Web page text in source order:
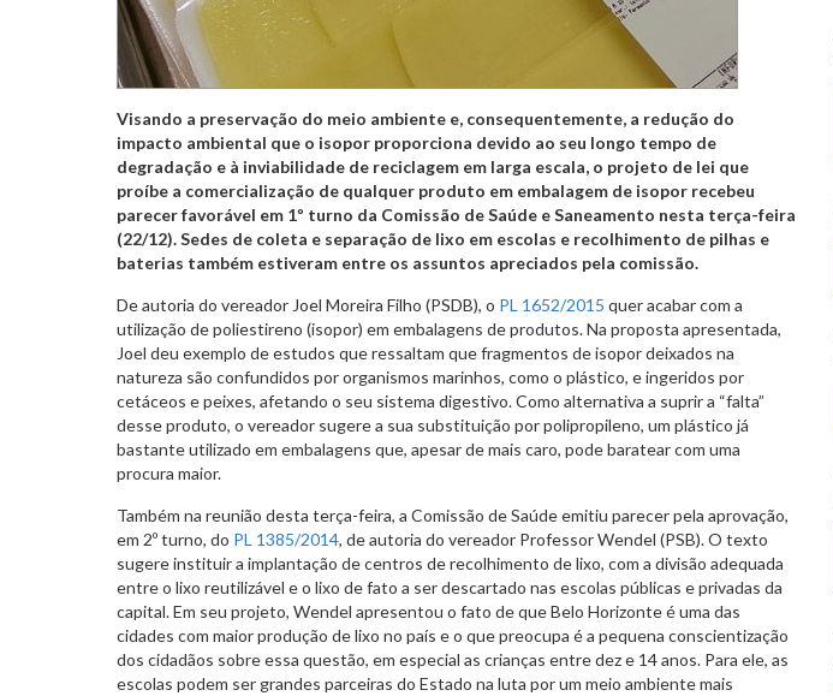
Visando a preservação do meio ambiente e, consequentemente, a redução do
impacto ambiental que o isopor proporciona devido ao seu longo tempo de
degradação e à inviabilidade de reciclagem em larga escala, o projeto de lei que
proíbe a comercialização de qualquer produto em embalagem de isopor recebeu
parecer favorável em 1º turno da Comissão de Saúde e Saneamento nesta terça-feira
(22/12). Sedes de coleta e separação de lixo em escolas e recolhimento de pilhas e
baterias também estiveram entre os assuntos apreciados pela comissão.
De autoria do vereador Joel Moreira Filho (PSDB), o PL 1652/2015 quer acabar com a
utilização de poliestireno (isopor) em embalagens de produtos. Na proposta apresentada,
Joel deu exemplo de estudos que ressaltam que fragmentos de isopor deixados na
natureza são confundidos por organismos marinhos, como o plástico, e ingeridos por
cetáceos e peixes, afetando o seu sistema digestivo. Como alternativa a suprir a “falta”
desse produto, o vereador sugere a sua substituição por polipropileno, um plástico já
bastante utilizado em embalagens que, apesar de mais caro, pode baratear com uma
procura maior.
Também na reunião desta terça-feira, a Comissão de Saúde emitiu parecer pela aprovação,
em 2º turno, do PL 1385/2014, de autoria do vereador Professor Wendel (PSB). O texto
sugere instituir a implantação de centros de recolhimento de lixo, com a divisão adequada
entre o lixo reutilizável e o lixo de fato a ser descartado nas escolas públicas e privadas da
capital. Em seu projeto, Wendel apresentou o fato de que Belo Horizonte é uma das
cidades com maior produção de lixo no país e o que preocupa é a pequena conscientização
dos cidadãos sobre essa questão, em especial as crianças entre dez e 14 anos. Para ele, as
escolas podem ser grandes parceiras do Estado na luta por um meio ambiente mais